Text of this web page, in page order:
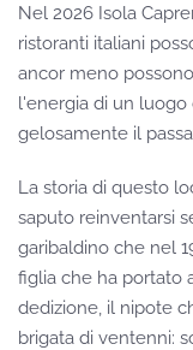
Nel 2026 Isola
ristoranti italiani
ancor meno
l'energia di un
gelosamente il
La storia di questo
saputo reinventarsi
garibaldino che nel
figlia che ha portato
dedizione, il nipote
brigata di ventenni: